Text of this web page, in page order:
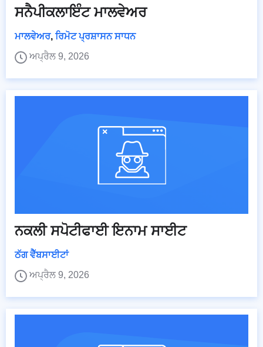
ਸਨੈਪੀਕਲਾਇੰਟ ਮਾਲਵੇਅਰ
ਮਾਲਵੇਅਰ, ਰਿਮੋਟ ਪ੍ਰਸ਼ਾਸਨ ਸਾਧਨ
ਅਪ੍ਰੈਲ 9, 2026
ਨਕਲੀ ਸਪੋਟੀਫਾਈ ਇਨਾਮ ਸਾਈਟ
ਠੱਗ ਵੈੱਬਸਾਈਟਾਂ
ਅਪ੍ਰੈਲ 9, 2026